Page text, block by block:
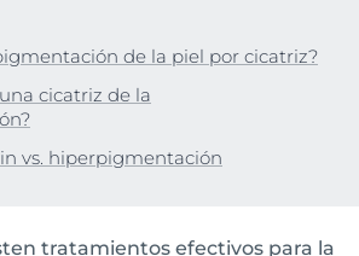
de la piel por cicatriz?
cicatriz de la
vs. hiperpigmentación
tratamientos efectivos para la